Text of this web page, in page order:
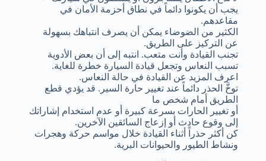
يجب أن يكونوا دائماً في نطاق أحزمة الأمان في
مقاعدهم.
الكثير من الضوضاء يمكن أن يصرف انتباهك بسهولة
عن التركيز على الطريق.
تجنب القيادة وأنت متعب. انتبه إلى أن بعض الأدوية
تسبب النعاس وتجعل قيادة السيارة خطرة للغاية.
اعرف المزيد عن القيادة في حالة النعاس.
توخَّ الحذر دائماً عند تغيير حارة السير. قد يؤدي قطع
الطريق أمام شخص ما
أو تغيير الحارات بسرعة كبيرة أو عدم استخدام إشاراتك
إلى وقوع حادث أو إزعاج السائقين الآخرين.
كن أكثر حذراً أثناء القيادة خلال مواسم حركة وهجرات
ونشاط الطيور والحيوانات البرية.